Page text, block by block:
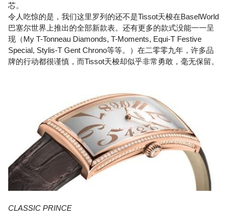
芯。
令人吃惊的是，我们这里罗列的还不是Tissot天梭在BaselWorld
巴塞尔世界上推出的全部新款表。还有更多的款式没能一一呈
现（My T-Tonneau Diamonds, T-Moments, Equi-T Festive
Special, Stylis-T Gent Chrono等等。）在二零零九年，许多品
牌的行动都很谨慎，而Tissot天梭却似乎非常勇敢，毫无保留。
CLASSIC PRINCE